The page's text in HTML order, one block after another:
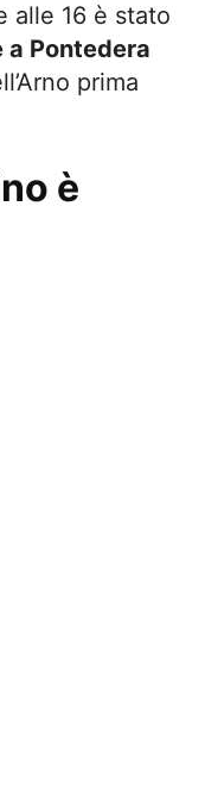
alle 16 è stato
a Pontedera
prima
è